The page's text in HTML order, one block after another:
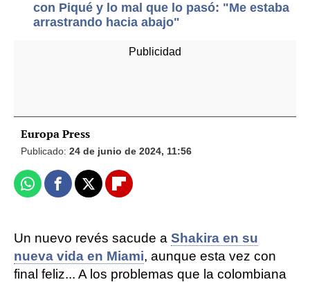
con Piqué y lo mal que lo pasó: "Me estaba
arrastrando hacia abajo"
Europa Press
Publicado: 24 de junio de 2024, 11:56
WhatsappFacebook
X Flipboard
Un nuevo revés sacude a Shakira en su
nueva vida en Miami, aunque esta vez con
final feliz... A los problemas que la colombiana